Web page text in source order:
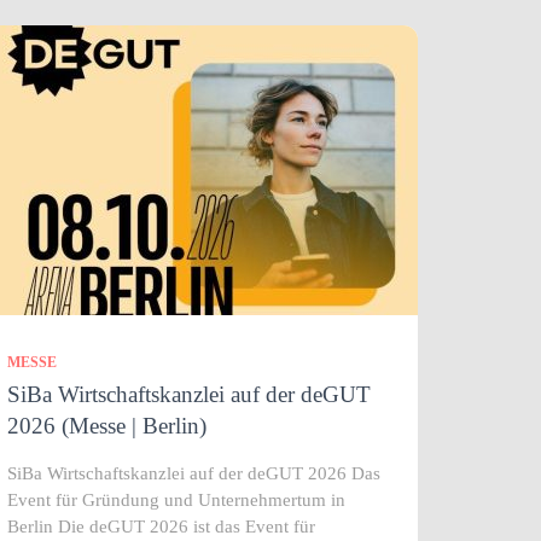
MESSE
SiBa Wirtschaftskanzlei auf der deGUT
2026 (Messe | Berlin)
SiBa Wirtschaftskanzlei auf der deGUT 2026 Das
Event für Gründung und Unternehmertum in
Berlin Die deGUT 2026 ist das Event für